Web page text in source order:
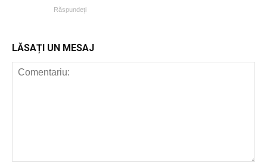
Răspundeți
LĂSAȚI UN MESAJ